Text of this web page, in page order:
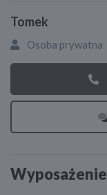
Tomek
Osoba prywatna
Wyposażenie